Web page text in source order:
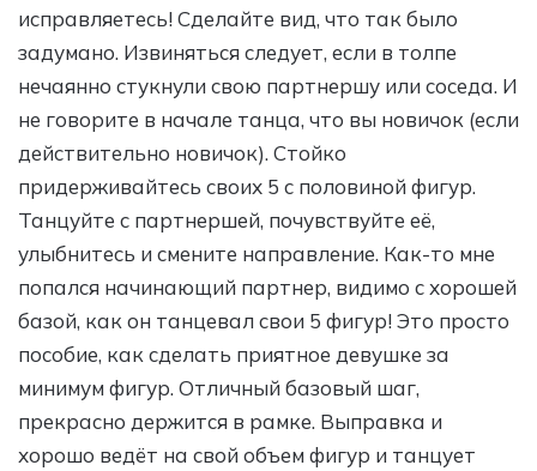
исправляетесь! Сделайте вид, что так было
задумано. Извиняться следует, если в толпе
нечаянно стукнули свою партнершу или соседа. И
не говорите в начале танца, что вы новичок (если
действительно новичок). Стойко
придерживайтесь своих 5 с половиной фигур.
Танцуйте с партнершей, почувствуйте её,
улыбнитесь и смените направление. Как-то мне
попался начинающий партнер, видимо с хорошей
базой, как он танцевал свои 5 фигур! Это просто
пособие, как сделать приятное девушке за
минимум фигур. Отличный базовый шаг,
прекрасно держится в рамке. Выправка и
хорошо ведёт на свой объем фигур и танцует